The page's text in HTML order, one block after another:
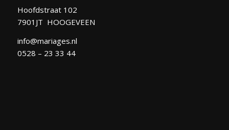
Hoofdstraat 102
7901JT HOOGEVEEN
info@mariages.nl
0528 – 23 33 44